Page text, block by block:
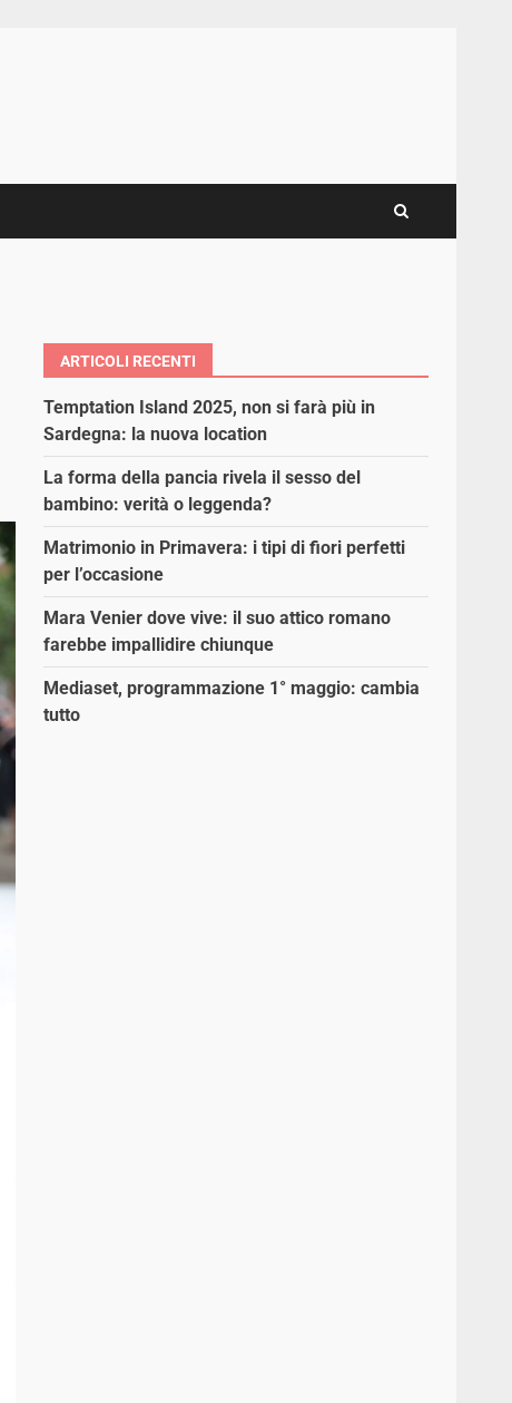
ARTICOLI RECENTI
Temptation Island 2025, non si farà più in
Sardegna: la nuova location
La forma della pancia rivela il sesso del
bambino: verità o leggenda?
Matrimonio in Primavera: i tipi di fiori perfetti
per l’occasione
Mara Venier dove vive: il suo attico romano
farebbe impallidire chiunque
Mediaset, programmazione 1° maggio: cambia
tutto